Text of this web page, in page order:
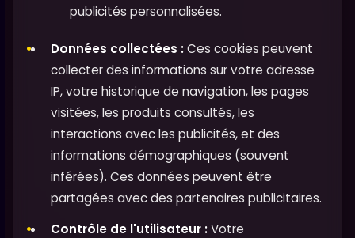
publicités personnalisées.
Données collectées :Ces cookies peuvent
collecter des informations sur votre adresse
IP, votre historique de navigation, les pages
visitées, les produits consultés, les
interactions avec les publicités, et des
informations démographiques (souvent
inférées). Ces données peuvent être
partagées avec des partenaires publicitaires.
Contrôle de l'utilisateur :Votre